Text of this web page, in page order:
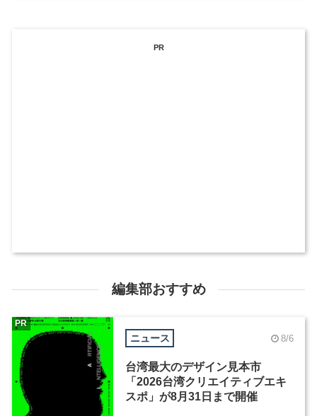
PR
編集部おすすめ
ニュース 8/6
台湾最大のデザイン見本市
「2026台湾クリエイティブエキ
スポ」が8月31日まで開催
PR